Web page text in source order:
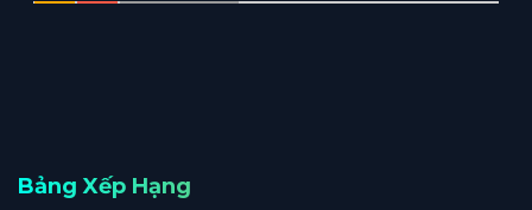
Bảng Xếp Hạng